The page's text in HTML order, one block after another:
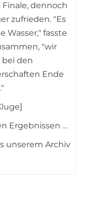
dennoch
zufrieden. "Es
Wasser," fasste
"wir
bei den
Ende
Ergebnissen …
unserem Archiv